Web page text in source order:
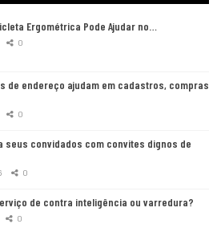
Ergométrica Pode Ajudar no…
0
de endereço ajudam em cadastros, compras
0
seus convidados com convites dignos de
0
de contra inteligência ou varredura?
0